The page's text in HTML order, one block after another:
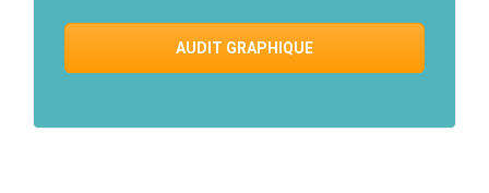
AUDIT GRAPHIQUE